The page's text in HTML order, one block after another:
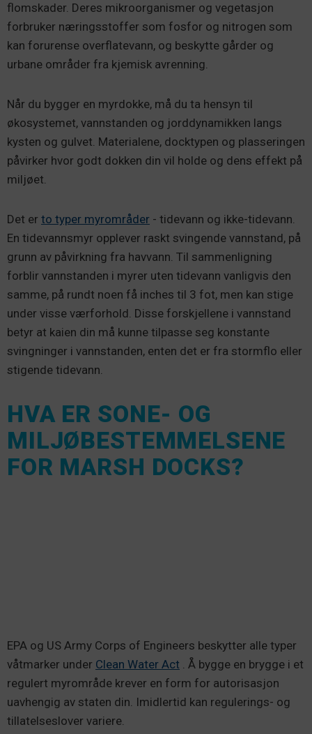
flomskader. Deres mikroorganismer og vegetasjon
forbruker næringsstoffer som fosfor og nitrogen som
kan forurense overflatevann, og beskytte gårder og
urbane områder fra kjemisk avrenning.
Når du bygger en myrdokke, må du ta hensyn til
økosystemet, vannstanden og jorddynamikken langs
kysten og gulvet. Materialene, docktypen og plasseringen
påvirker hvor godt dokken din vil holde og dens effekt på
miljøet.
Det er to typer myrområder - tidevann og ikke-tidevann.
En tidevannsmyr opplever raskt svingende vannstand, på
grunn av påvirkning fra havvann. Til sammenligning
forblir vannstanden i myrer uten tidevann vanligvis den
samme, på rundt noen få inches til 3 fot, men kan stige
under visse værforhold. Disse forskjellene i vannstand
betyr at kaien din må kunne tilpasse seg konstante
svingninger i vannstanden, enten det er fra stormflo eller
stigende tidevann.
HVA ER SONE- OG
MILJØBESTEMMELSENE
FOR MARSH DOCKS?
EPA og US Army Corps of Engineers beskytter alle typer
våtmarker under Clean Water Act . Å bygge en brygge i et
regulert myrområde krever en form for autorisasjon
uavhengig av staten din. Imidlertid kan regulerings- og
tillatelseslover variere.